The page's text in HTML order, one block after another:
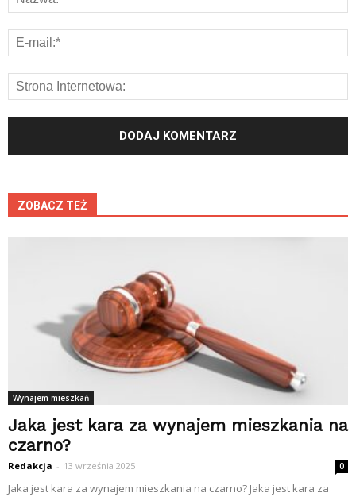
ZOBACZ TEŻ
Wynajem mieszkań
Jaka jest kara za wynajem mieszkania na
czarno?
Redakcja - 13 września 2025 0
Jaka jest kara za wynajem mieszkania na czarno? Jaka jest kara za